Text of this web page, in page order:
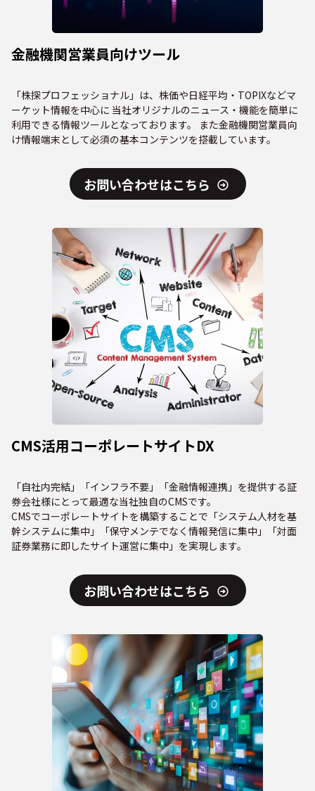
金融機関営業員向けツール
「株探プロフェッショナル」は、株価や日経平均・TOPIXなどマ
ーケット情報を中心に 当社オリジナルのニュース・機能を簡単に
利用できる情報ツールとなっております。 また金融機関営業員向
け情報端末として必須の基本コンテンツを搭載しています。
お問い合わせはこちら
CMS活用コーポレートサイトDX
「自社内完結」「インフラ不要」「金融情報連携」を提供する証
券会社様にとって最適な当社独自のCMSです。
CMSでコーポレートサイトを構築することで「システム人材を基
幹システムに集中」「保守メンテでなく情報発信に集中」「対面
証券業務に即したサイト運営に集中」を実現します。
お問い合わせはこちら